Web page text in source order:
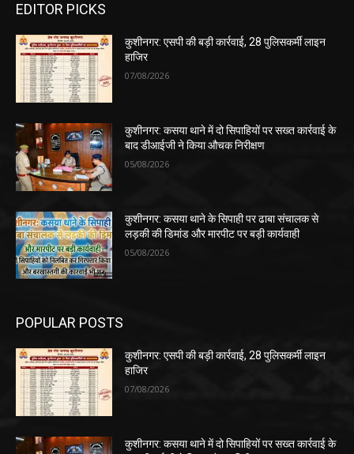
EDITOR PICKS
कुशीनगर: एसपी की बड़ी कार्रवाई, 28 पुलिसकर्मी लाइन
हाजिर
07/08/2026
कुशीनगर: कसया थाने में दो सिपाहियों पर सख्त कार्रवाई के
बाद डीआईजी ने किया औचक निरीक्षण
05/08/2026
कुशीनगर: कसया थाने के सिपाही पर ढाबा संचालक से
लड़की की डिमांड और मारपीट पर बड़ी कार्यवाही
05/08/2026
POPULAR POSTS
कुशीनगर: एसपी की बड़ी कार्रवाई, 28 पुलिसकर्मी लाइन
हाजिर
07/08/2026
कुशीनगर: कसया थाने में दो सिपाहियों पर सख्त कार्रवाई के